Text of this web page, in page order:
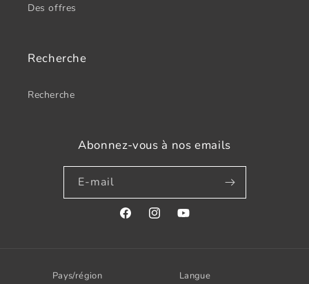
Des offres
Recherche
Recherche
Abonnez-vous à nos emails
E-mail
FacebookInstagramYouTube
Pays/région Langue